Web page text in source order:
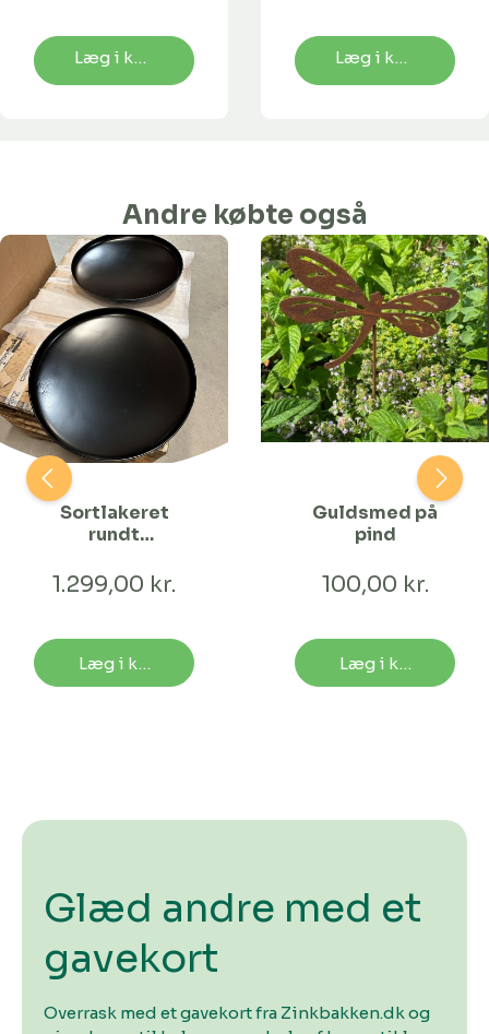
Læg i kurv Læg i kurv
Andre købte også
Sortlakeret
rundt
cm | OUTLET
1.299,00 kr.
Læg i kurv
Guldsmed på
pind
100,00 kr.
Læg i kurv
Glæd andre med et
gavekort
Overrask med et gavekort fra Zinkbakken.dk og